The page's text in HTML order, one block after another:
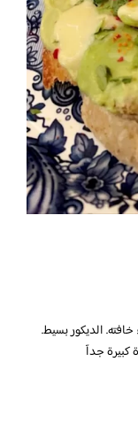
الديكور بسيط.
كبيرة جدآ